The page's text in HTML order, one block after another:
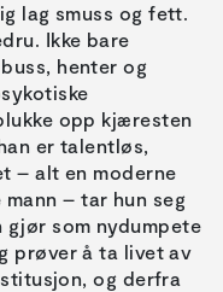
lag smuss og fett.
Ikke bare
henter og
opp kjæresten
er talentløs,
– alt en moderne
– tar hun seg
gjør som nydumpete
prøver å ta livet av
og derfra